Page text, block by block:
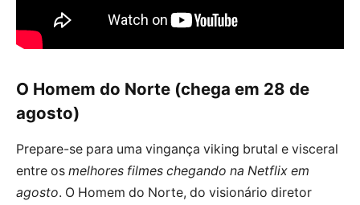
O Homem do Norte (chega em 28 de
agosto)
Prepare-se para uma vingança viking brutal e visceral
entre os melhores filmes chegando na Netflix em
agosto. O Homem do Norte, do visionário diretor